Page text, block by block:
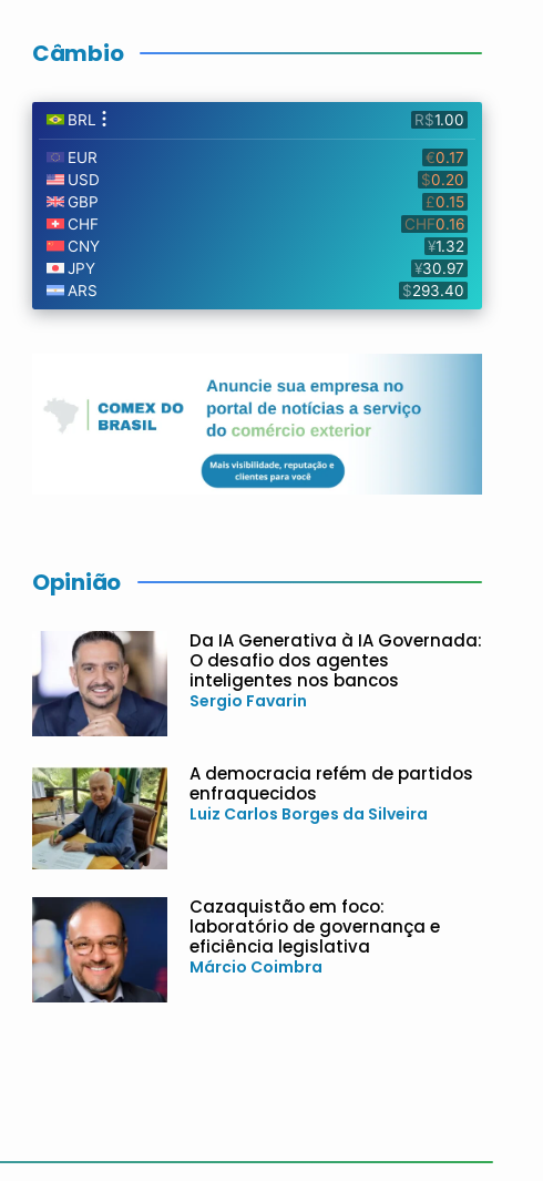
Câmbio
Opinião
Da IA Generativa à IA Governada:
O desafio dos agentes
inteligentes nos bancos
Sergio Favarin
A democracia refém de partidos
enfraquecidos
Luiz Carlos Borges da Silveira
Cazaquistão em foco:
laboratório de governança e
eficiência legislativa
Márcio Coimbra